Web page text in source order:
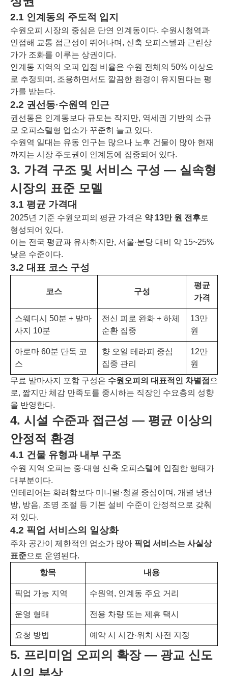
2.1 인계동의 주도적 입지
수원오피 시장의 중심은 단연 인계동이다. 수원시청역과
인접해 교통 접근성이 뛰어나며, 신축 오피스텔과 근린상
가가 조화를 이루는 상권이다.
인계동 지역의 오피 입점 비율은 수원 전체의 50% 이상으
로 추정되며, 조용하면서도 깔끔한 환경이 유지된다는 평
가를 받는다.
2.2 권선동·수원역 인근
권선동은 인계동보다 규모는 작지만, 역세권 기반의 소규
모 오피스텔형 업소가 꾸준히 늘고 있다.
수원역 일대는 유동 인구는 많으나 노후 건물이 많아 현재
까지는 시장 주도권이 인계동에 집중되어 있다.
3. 가격 구조 및 서비스 구성 ― 실속형
시장의 표준 모델
3.1 평균 가격대
2025년 기준 수원오피의 평균 가격은 약 13만 원 전후로
형성되어 있다.
이는 전국 평균과 유사하지만, 서울·분당 대비 약 15~25%
낮은 수준이다.
3.2 대표 코스 구성
코스 구성
평균
가격
스웨디시 50분 + 발마
사지 10분
전신 피로 완화 + 하체
순환 집중
13만
원
아로마 60분 단독 코
스
향 오일 테라피 중심
집중 관리
12만
원
무료 발마사지 포함 구성은 수원오피의 대표적인 차별점 으
로, 짧지만 체감 만족도를 중시하는 직장인 수요층의 성향
을 반영한다.
4. 시설 수준과 접근성 ― 평균 이상의
안정적 환경
4.1 건물 유형과 내부 구조
수원 지역 오피는 중·대형 신축 오피스텔에 입점한 형태가
대부분이다.
인테리어는 화려함보다 미니멀·청결 중심이며, 개별 냉난
방, 방음, 조명 조절 등 기본 설비 수준이 안정적으로 갖춰
져 있다.
4.2 픽업 서비스의 일상화
주차 공간이 제한적인 업소가 많아 픽업 서비스는 사실상
표준으로 운영된다.
항목
내용
픽업 가능 지역 수원역, 인계동 주요 거리
운영 형태 전용 차량 또는 제휴 택시
요청 방법 예약 시 시간·위치 사전 지정
5. 프리미엄 오피의 확장 ― 광교 신도
시의 부상